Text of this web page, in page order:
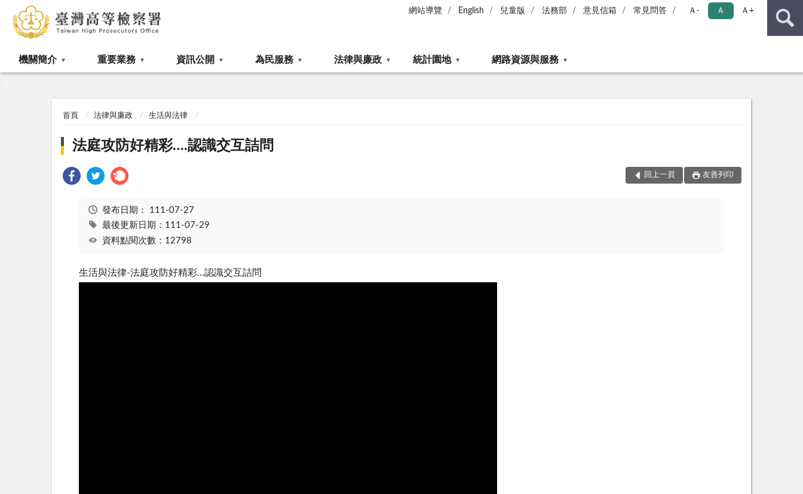
網站導覽 English 兒童版 法務部 意見信箱 常見問答 Ａ- Ａ Ａ+
機關簡介 重要業務 資訊公開 為民服務 法律與廉政 統計園地 網路資源與服務
首頁 法律與廉政 生活與法律
法庭攻防好精彩….認識交互詰問
回上一頁 友善列印
發布日期： 111-07-27
最後更新日期：111-07-29
資料點閱次數：12798
生活與法律-法庭攻防好精彩…認識交互詰問